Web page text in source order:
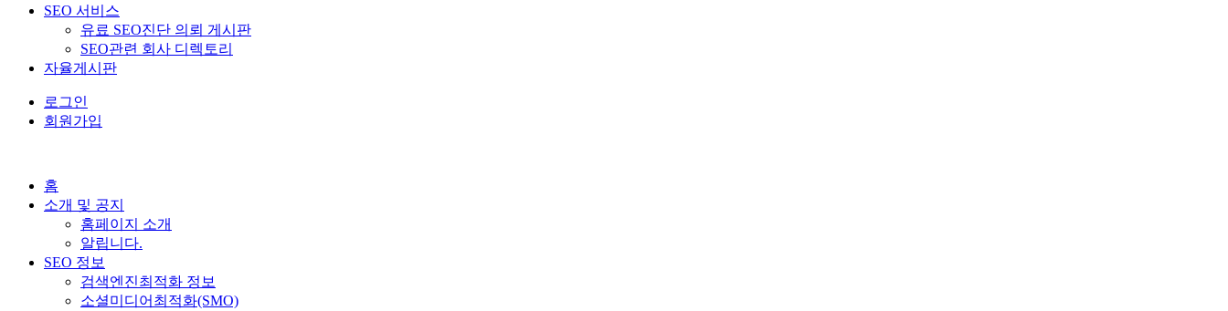
SEO 서비스
유료 SEO진단 의뢰 게시판
SEO관련 회사 디렉토리
자율게시판
로그인
회원가입
홈
소개 및 공지
홈페이지 소개
알립니다.
SEO 정보
검색엔진최적화 정보
소셜미디어최적화(SMO)